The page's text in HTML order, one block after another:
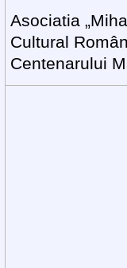
Asociatia
Cultural
Centenarului